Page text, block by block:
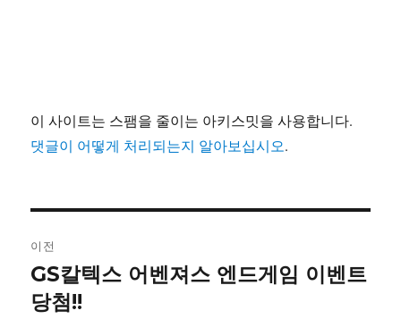
이 사이트는 스팸을 줄이는 아키스밋을 사용합니다.
댓글이 어떻게 처리되는지 알아보십시오.
내
비
이전
이
전
GS칼텍스 어벤져스 엔드게임 이벤트
당첨!!